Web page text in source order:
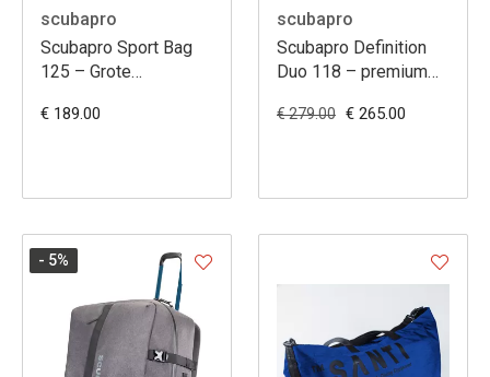
scubapro
Scubapro Sport Bag
125 – Grote
met wielen, licht &
€ 189.00
scubapro
Scubapro Definition
Duo 118 – premium
118L, duurzaam &
€ 279.00 € 265.00
- 5%